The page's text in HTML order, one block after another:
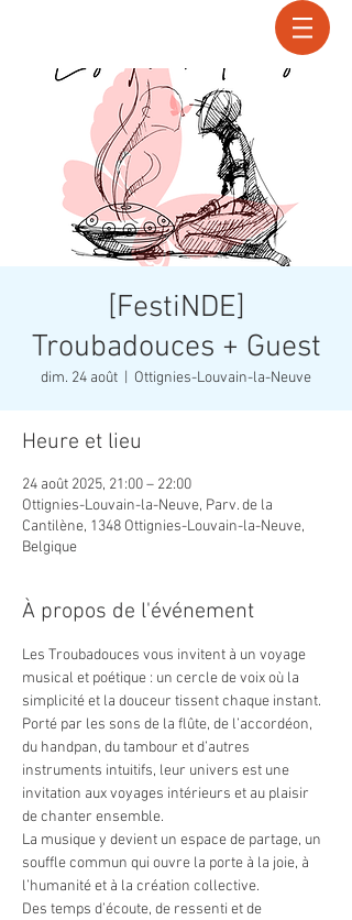
[FestiNDE]
Troubadouces + Guest
dim. 24 août Ottignies-Louvain-la-Neuve
Heure et lieu
24 août 2025, 21:00 – 22:00
Ottignies-Louvain-la-Neuve, Parv. de la
Cantilène, 1348 Ottignies-Louvain-la-Neuve,
Belgique
À propos de l'événement
Les Troubadouces vous invitent à un voyage
musical et poétique : un cercle de voix où la
simplicité et la douceur tissent chaque instant.
Porté par les sons de la flûte, de l’accordéon,
du handpan, du tambour et d’autres
instruments intuitifs, leur univers est une
invitation aux voyages intérieurs et au plaisir
de chanter ensemble.
La musique y devient un espace de partage, un
souffle commun qui ouvre la porte à la joie, à
l’humanité et à la création collective.
Des temps d’écoute, de ressenti et de